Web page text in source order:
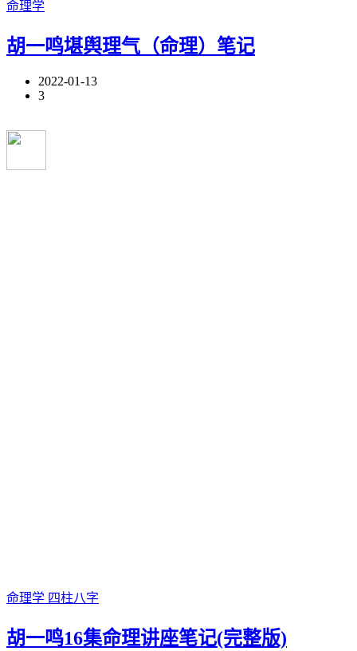
命理学
胡一鸣堪舆理气（命理）笔记
2022-01-13
3
命理学 四柱八字
胡一鸣16集命理讲座笔记(完整版)